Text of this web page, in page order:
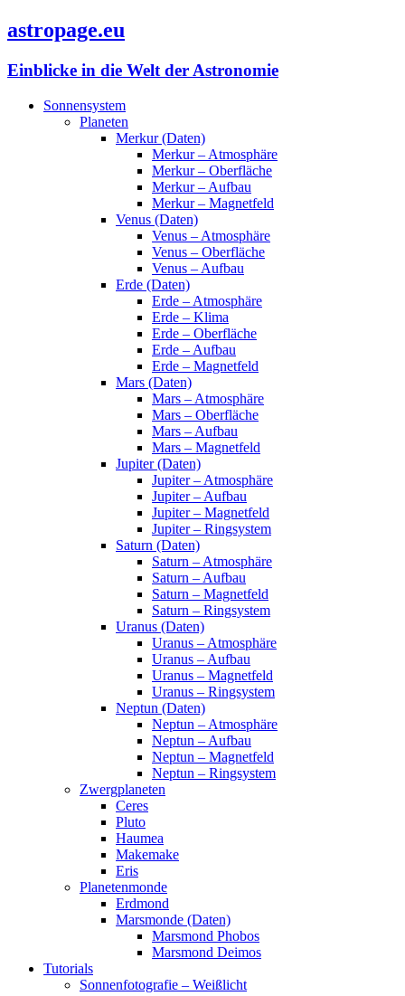
astropage.eu
Einblicke in die Welt der Astronomie
Sonnensystem
Planeten
Merkur (Daten)
Merkur – Atmosphäre
Merkur – Oberfläche
Merkur – Aufbau
Merkur – Magnetfeld
Venus (Daten)
Venus – Atmosphäre
Venus – Oberfläche
Venus – Aufbau
Erde (Daten)
Erde – Atmosphäre
Erde – Klima
Erde – Oberfläche
Erde – Aufbau
Erde – Magnetfeld
Mars (Daten)
Mars – Atmosphäre
Mars – Oberfläche
Mars – Aufbau
Mars – Magnetfeld
Jupiter (Daten)
Jupiter – Atmosphäre
Jupiter – Aufbau
Jupiter – Magnetfeld
Jupiter – Ringsystem
Saturn (Daten)
Saturn – Atmosphäre
Saturn – Aufbau
Saturn – Magnetfeld
Saturn – Ringsystem
Uranus (Daten)
Uranus – Atmosphäre
Uranus – Aufbau
Uranus – Magnetfeld
Uranus – Ringsystem
Neptun (Daten)
Neptun – Atmosphäre
Neptun – Aufbau
Neptun – Magnetfeld
Neptun – Ringsystem
Zwergplaneten
Ceres
Pluto
Haumea
Makemake
Eris
Planetenmonde
Erdmond
Marsmonde (Daten)
Marsmond Phobos
Marsmond Deimos
Tutorials
Sonnenfotografie – Weißlicht